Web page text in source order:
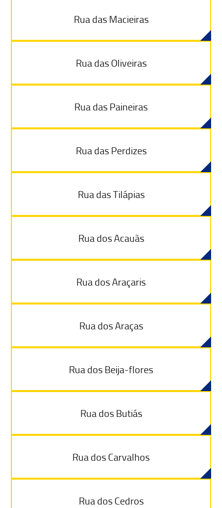
Rua das Macieiras
Rua das Oliveiras
Rua das Paineiras
Rua das Perdizes
Rua das Tilápias
Rua dos Acauãs
Rua dos Araçaris
Rua dos Araças
Rua dos Beija-flores
Rua dos Butiás
Rua dos Carvalhos
Rua dos Cedros